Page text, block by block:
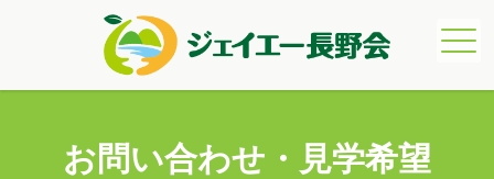
メニュー
お問い合わせ・見学希望